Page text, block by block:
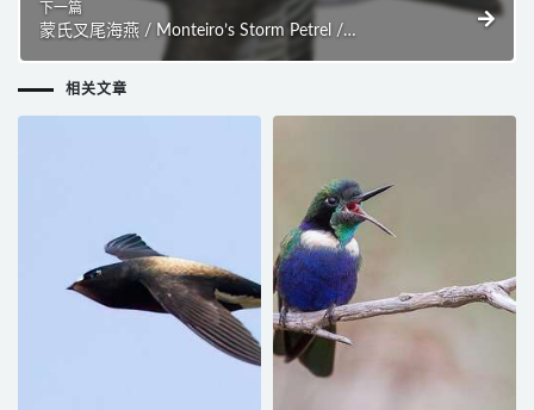
下一篇
蒙氏叉尾海燕 / Monteiro’s Storm Petrel /
Oceanodroma monteiroi
相关文章